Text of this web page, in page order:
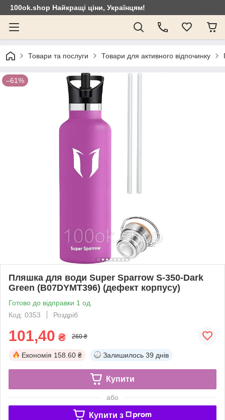
100ok.shop Найкращі ціни, Українцям!
Товари та послуги Товари для активного відпочинку
–61%
Пляшка для води Super Sparrow S-350-Dark
Green (B07DYMT396) (дефект корпусу)
Готово до відправки 1 од.
Код: 0353
Роздріб
101,40 ₴ 260 ₴
Економія 158.60 ₴ Залишилось 39 днів
Купити
або
Купити з